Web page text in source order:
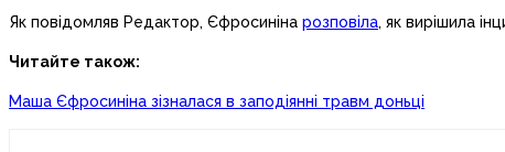
Як повідомляв Редактор, Єфросиніна розповіла, як вирішила
Читайте також:
Маша Єфросиніна зізналася в заподіянні травм доньці